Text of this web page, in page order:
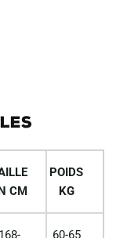
CM
POIDS
KG
168- 60-65